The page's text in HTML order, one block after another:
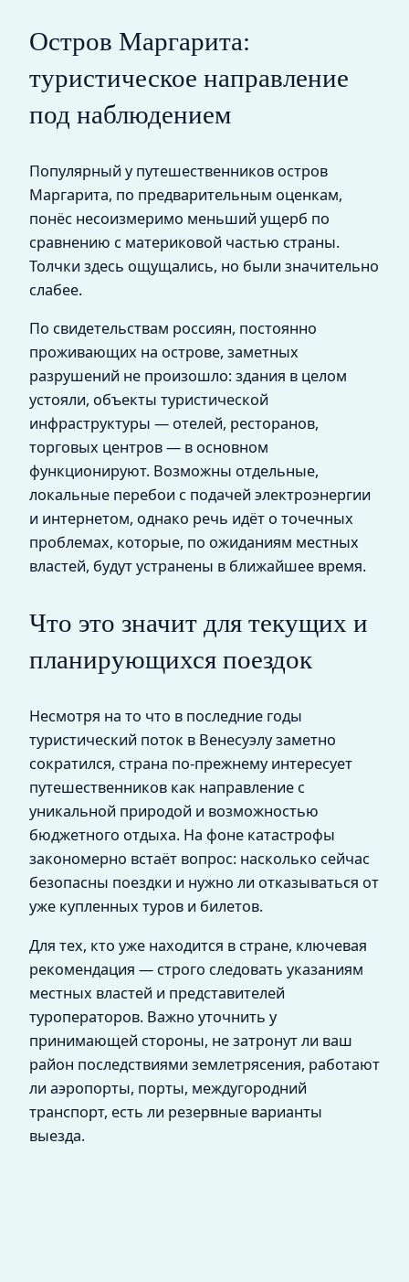
Остров Маргарита:
туристическое направление
под наблюдением
Популярный у путешественников остров
Маргарита, по предварительным оценкам,
понёс несоизмеримо меньший ущерб по
сравнению с материковой частью страны.
Толчки здесь ощущались, но были значительно
слабее.
По свидетельствам россиян, постоянно
проживающих на острове, заметных
разрушений не произошло: здания в целом
устояли, объекты туристической
инфраструктуры — отелей, ресторанов,
торговых центров — в основном
функционируют. Возможны отдельные,
локальные перебои с подачей электроэнергии
и интернетом, однако речь идёт о точечных
проблемах, которые, по ожиданиям местных
властей, будут устранены в ближайшее время.
Что это значит для текущих и
планирующихся поездок
Несмотря на то что в последние годы
туристический поток в Венесуэлу заметно
сократился, страна по‑прежнему интересует
путешественников как направление с
уникальной природой и возможностью
бюджетного отдыха. На фоне катастрофы
закономерно встаёт вопрос: насколько сейчас
безопасны поездки и нужно ли отказываться от
уже купленных туров и билетов.
Для тех, кто уже находится в стране, ключевая
рекомендация — строго следовать указаниям
местных властей и представителей
туроператоров. Важно уточнить у
принимающей стороны, не затронут ли ваш
район последствиями землетрясения, работают
ли аэропорты, порты, междугородний
транспорт, есть ли резервные варианты
выезда.